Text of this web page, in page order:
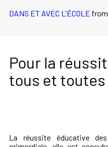
DANS ET AVEC L'ÉCOLE from
Pour la
tous et toutes
La réussite éducative